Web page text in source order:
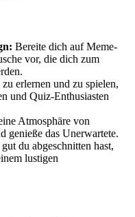
Bereite dich auf Meme-
vor, die dich zum
erlernen und zu spielen,
und Quiz-Enthusiasten
Atmosphäre von
genieße das Unerwartete.
du abgeschnitten hast,
lustigen